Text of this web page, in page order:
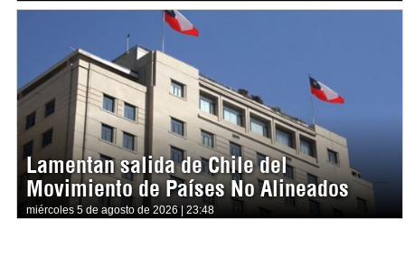
Lamentan salida de Chile del
Movimiento de Países No Alineados
miércoles 5 de agosto de 2026 | 23:48